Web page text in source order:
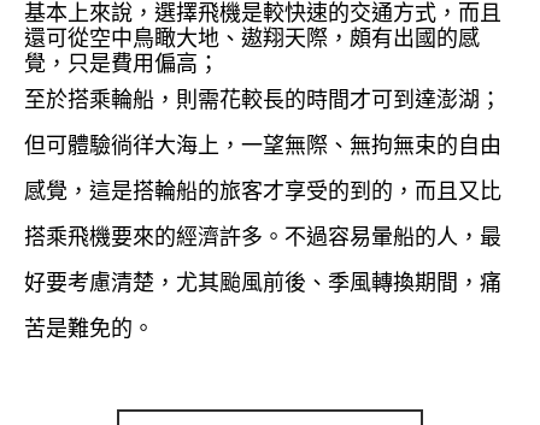
基本上來說，選擇飛機是較快速的交通方式，而且
還可從空中鳥瞰大地、遨翔天際，頗有出國的感
覺，只是費用偏高；
至於搭乘輪船，則需花較長的時間才可到達澎湖；
但可體驗徜徉大海上，一望無際、無拘無束的自由
感覺，這是搭輪船的旅客才享受的到的，而且又比
搭乘飛機要來的經濟許多。不過容易暈船的人，最
好要考慮清楚，尤其颱風前後、季風轉換期間，痛
苦是難免的。